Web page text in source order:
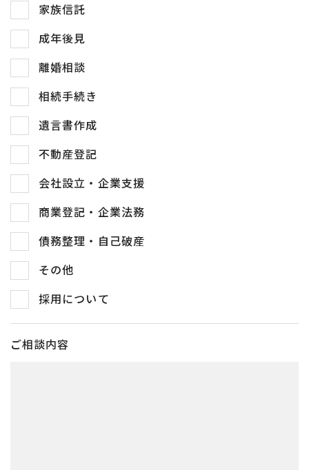
家族信託
成年後見
離婚相談
相続手続き
遺言書作成
不動産登記
会社設立・企業支援
商業登記・企業法務
債務整理・自己破産
その他
採用について
ご相談内容